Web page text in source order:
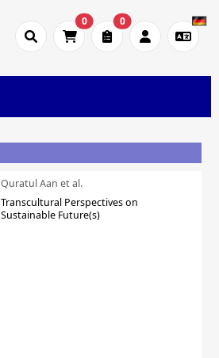
0 0
Quratul Aan et al.
Transcultural Perspectives on
Sustainable Future(s)